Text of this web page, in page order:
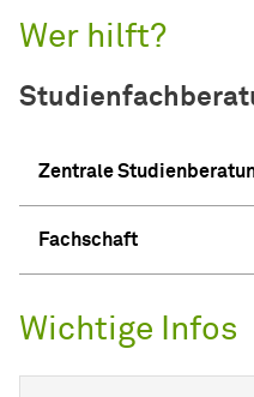
Wer hilft?
Zentrale
Fachschaft
Wichtige Infos